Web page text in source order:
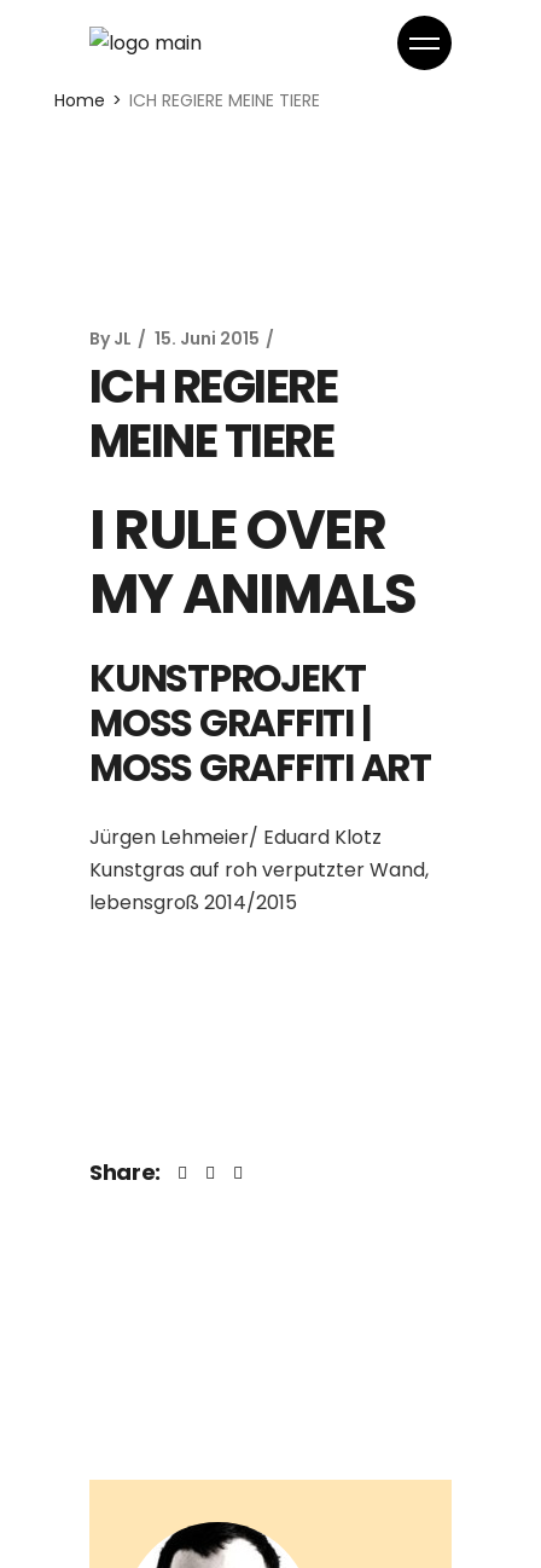
Home ICH REGIERE MEINE TIERE
By JL 15. Juni 2015
ICH REGIERE
MEINE TIERE
I RULE OVER
MY ANIMALS
KUNSTPROJEKT
MOSS GRAFFITI |
MOSS GRAFFITI ART
Jürgen Lehmeier/ Eduard Klotz
Kunstgras auf roh verputzter Wand,
lebensgroß 2014/2015
Share: